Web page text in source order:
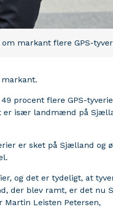
markant flere GPS-
procent flere GPS-
er især landmænd på
er sket på Sjælland og
og det er tydeligt, at
der blev ramt, er det nu
Martin Leisten Petersen,